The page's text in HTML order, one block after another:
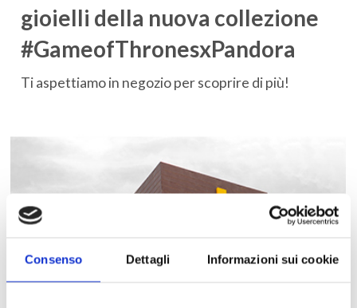
Consenso Dettagli Informazioni sui cookie
gioielli della nuova collezione
#GameofThronesxPandora
Ti aspettiamo in negozio per scoprire di più!